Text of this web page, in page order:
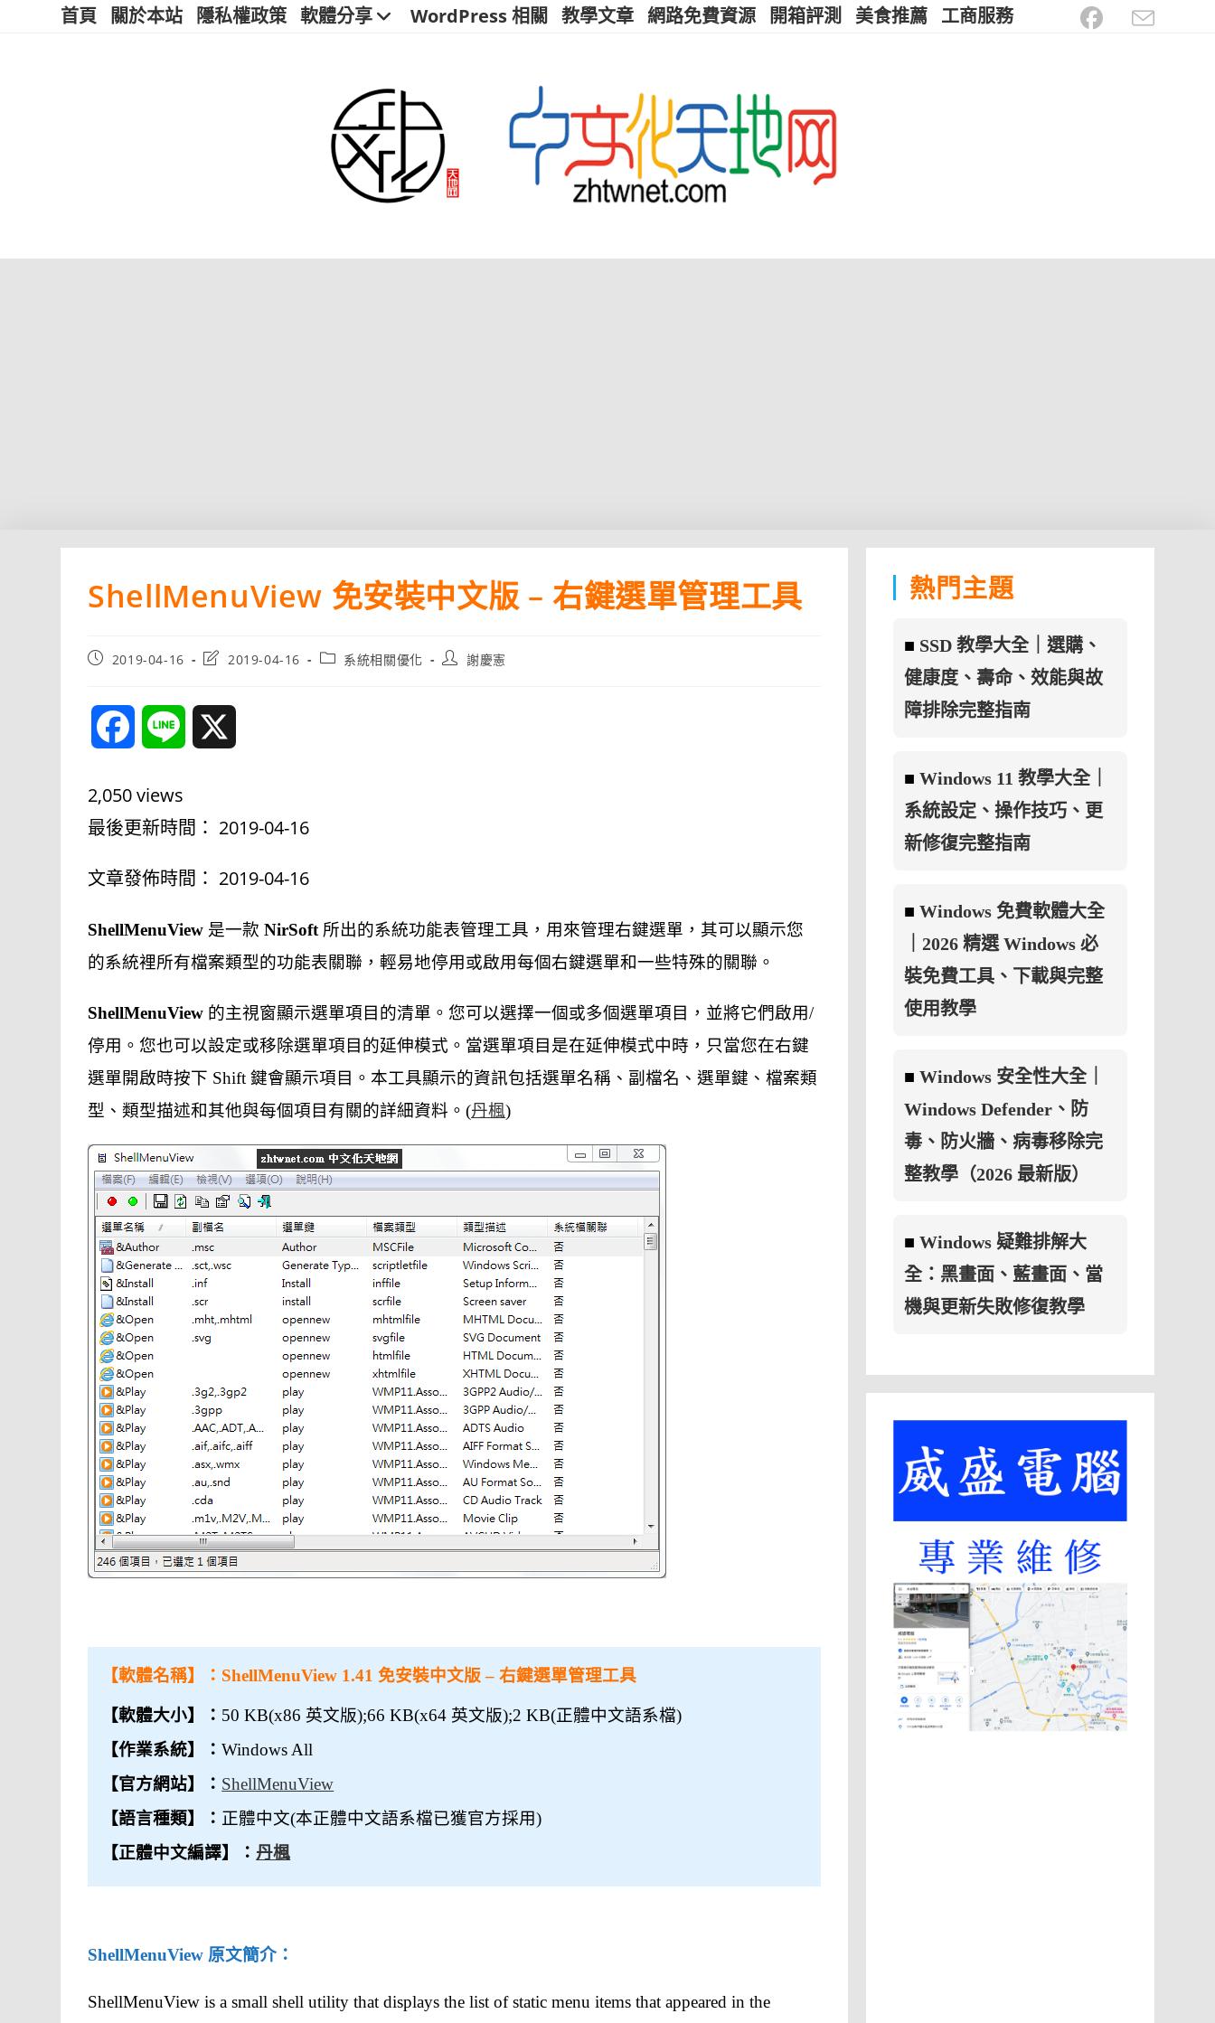
首頁 關於本站 隱私權政策 軟體分享 WordPress 相關 教學文章 網路免費資源 開箱評測 美食推薦 工商服務
ShellMenuView 免安裝中文版 – 右鍵選單管理工具
Post2019-04-16
Post2019-04-16
Post系統相關優化
Post謝慶憲
2,050 views
最後更新時間： 2019-04-16
文章發佈時間： 2019-04-16
ShellMenuView 是一款NirSoft 所出的系統功能表管理工具，用來管理右鍵選單，其可以顯示您
的系統裡所有檔案類型的功能表關聯，輕易地停用或啟用每個右鍵選單和一些特殊的關聯。
ShellMenuView 的主視窗顯示選單項目的清單。您可以選擇一個或多個選單項目，並將它們啟用/
停用。您也可以設定或移除選單項目的延伸模式。當選單項目是在延伸模式中時，只當您在右鍵
選單開啟時按下 Shift 鍵會顯示項目。本工具顯示的資訊包括選單名稱、副檔名、選單鍵、檔案類
型、類型描述和其他與每個項目有關的詳細資料。(丹楓)
【軟體名稱】： ShellMenuView 1.41 免安裝中文版 – 右鍵選單管理工具
【軟體大小】： 50 KB(x86 英文版);66 KB(x64 英文版);2 KB(正體中文語系檔)
【作業系統】：Windows All
【官方網站】： ShellMenuView
【語言種類】： 正體中文(本正體中文語系檔已獲官方採用)
【正體中文編譯】： 丹楓
ShellMenuView 原文簡介：
ShellMenuView is a small shell utility that displays the list of static menu items that appeared in the
熱門主題
■ SSD 教學大全｜選購、
健康度、壽命、效能與故
障排除完整指南
■Windows 11 教學大全｜
系統設定、操作技巧、更
新修復完整指南
■Windows 免費軟體大全
｜2026 精選 Windows 必
裝免費工具、下載與完整
使用教學
■Windows 安全性大全｜
Windows Defender、防
毒、防火牆、病毒移除完
整教學（2026 最新版）
■Windows 疑難排解大
全：黑畫面、藍畫面、當
機與更新失敗修復教學